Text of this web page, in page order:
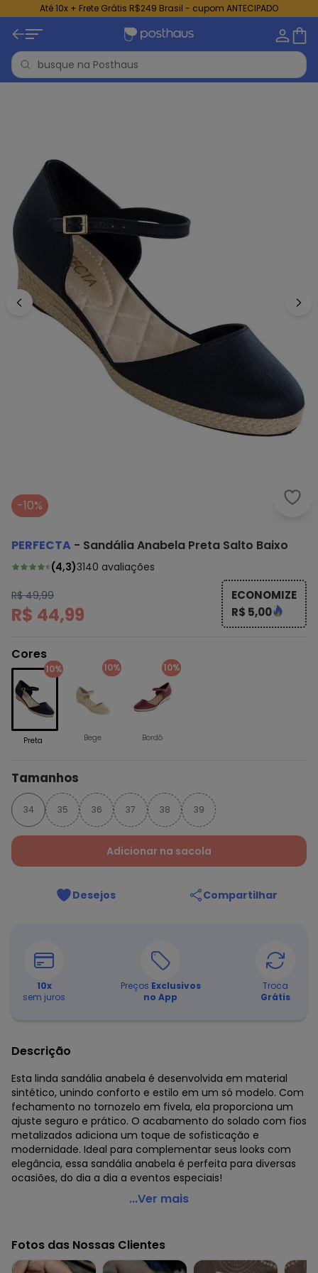
Até 10x + Frete Grátis R$249 Brasil - cupom ANTECIPADO
-10%
PERFECTA - Sandália Anabela Preta Salto Baixo
(4,3)3140 avaliações
R$ 49,99
R$ 44,99
ECONOMIZE
R$ 5,00
Cores
10%
Preta
10%
Bege
10%
Bordô
Tamanhos
34 35 36 37 38 39
Adicionar na sacola
Desejos Compartilhar
10x
sem juros
Preços Exclusivos
no App
Troca
Grátis
Descrição
Esta linda sandália anabela é desenvolvida em material
sintético, unindo conforto e estilo em um só modelo. Com
fechamento no tornozelo em fivela, ela proporciona um
ajuste seguro e prático. O acabamento do solado com fios
metalizados adiciona um toque de sofisticação e
modernidade. Ideal para complementar seus looks com
elegância, essa sandália anabela é perfeita para diversas
ocasiões, do dia a dia a eventos especiais!
Perfecta - Sandália Anabela Preta Salto Baixo
...Ver mais
Fotos das Nossas Clientes